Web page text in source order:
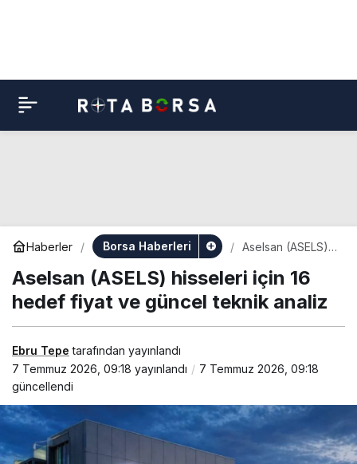
Haberler Borsa Haberleri
Aselsan (ASELS)
hedef fiyat ve
güncel teknik
analiz
Aselsan (ASELS) hisseleri için 16
hedef fiyat ve güncel teknik analiz
Ebru Tepe tarafından yayınlandı
7 Temmuz 2026, 09:18 yayınlandı
7 Temmuz 2026, 09:18
güncellendi